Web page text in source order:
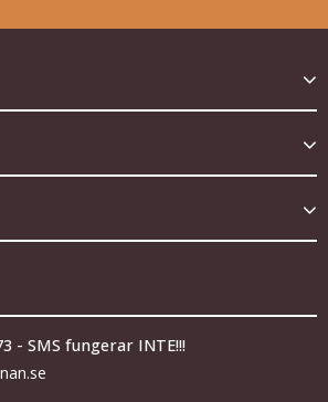
- SMS fungerar INTE!!!